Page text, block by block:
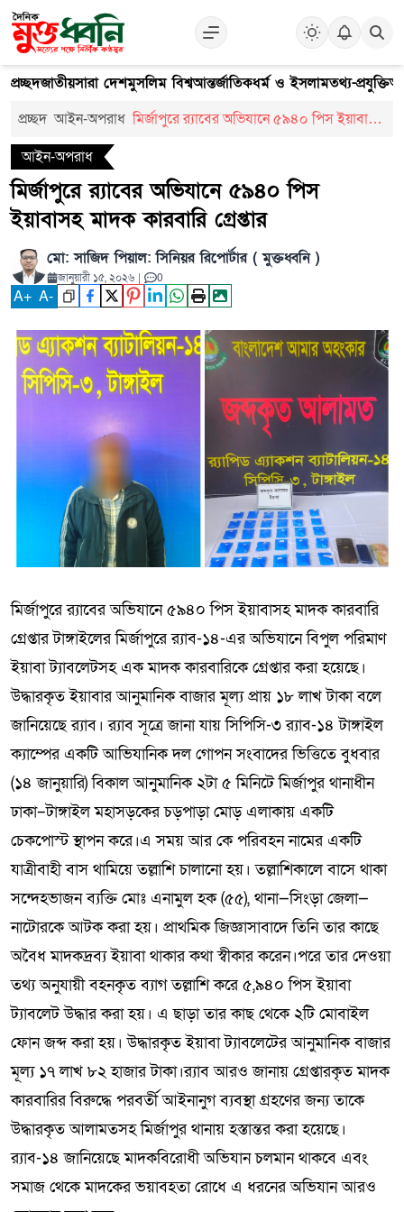
প্রচ্ছদজাতীয়সারা দেশমুসলিম বিশ্বআন্তর্জাতিকধর্ম ও ইসলামতথ্য-প্রযুক্তি
প্রচ্ছদ আইন-অপরাধ মির্জাপুরে র‍্যাবের অভিযানে ৫৯৪০ পিস ইয়াবাসহ
আইন-অপরাধ
মির্জাপুরে র‍্যাবের অভিযানে ৫৯৪০ পিস
ইয়াবাসহ মাদক কারবারি গ্রেপ্তার
মো: সাজিদ পিয়াল: সিনিয়র রিপোর্টার ( মুক্তধ্বনি )
জানুয়ারী ১৫, ২০২৬ | 0
A+ A-
মির্জাপুরে র‍্যাবের অভিযানে ৫৯৪০ পিস ইয়াবাসহ মাদক কারবারি
গ্রেপ্তার টাঙ্গাইলের মির্জাপুরে র‍্যাব-১৪-এর অভিযানে বিপুল পরিমাণ
ইয়াবা ট্যাবলেটসহ এক মাদক কারবারিকে গ্রেপ্তার করা হয়েছে।
উদ্ধারকৃত ইয়াবার আনুমানিক বাজার মূল্য প্রায় ১৮ লাখ টাকা বলে
জানিয়েছে র‍্যাব। র‍্যাব সূত্রে জানা যায় সিপিসি-৩ র‍্যাব-১৪ টাঙ্গাইল
ক্যাম্পের একটি আভিযানিক দল গোপন সংবাদের ভিত্তিতে বুধবার
(১৪ জানুয়ারি) বিকাল আনুমানিক ২টা ৫ মিনিটে মির্জাপুর থানাধীন
ঢাকা–টাঙ্গাইল মহাসড়কের চড়পাড়া মোড় এলাকায় একটি
চেকপোস্ট স্থাপন করে।এ সময় আর কে পরিবহন নামের একটি
যাত্রীবাহী বাস থামিয়ে তল্লাশি চালানো হয়। তল্লাশিকালে বাসে থাকা
সন্দেহভাজন ব্যক্তি মোঃ এনামুল হক (৫৫), থানা—সিংড়া জেলা—
নাটোরকে আটক করা হয়। প্রাথমিক জিজ্ঞাসাবাদে তিনি তার কাছে
অবৈধ মাদকদ্রব্য ইয়াবা থাকার কথা স্বীকার করেন।পরে তার দেওয়া
তথ্য অনুযায়ী বহনকৃত ব্যাগ তল্লাশি করে ৫,৯৪০ পিস ইয়াবা
ট্যাবলেট উদ্ধার করা হয়। এ ছাড়া তার কাছ থেকে ২টি মোবাইল
ফোন জব্দ করা হয়। উদ্ধারকৃত ইয়াবা ট্যাবলেটের আনুমানিক বাজার
মূল্য ১৭ লাখ ৮২ হাজার টাকা।র‍্যাব আরও জানায় গ্রেপ্তারকৃত মাদক
কারবারির বিরুদ্ধে পরবর্তী আইনানুগ ব্যবস্থা গ্রহণের জন্য তাকে
উদ্ধারকৃত আলামতসহ মির্জাপুর থানায় হস্তান্তর করা হয়েছে।
র‍্যাব-১৪ জানিয়েছে মাদকবিরোধী অভিযান চলমান থাকবে এবং
সমাজ থেকে মাদকের ভয়াবহতা রোধে এ ধরনের অভিযান আরও